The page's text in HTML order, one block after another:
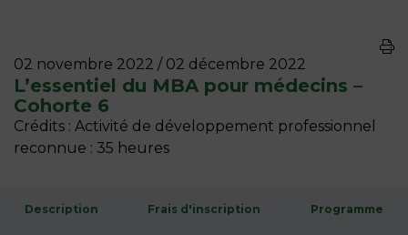
02 novembre 2022 / 02 décembre 2022
L’essentiel du MBA pour médecins –
Cohorte 6
Crédits : Activité de développement professionnel
reconnue : 35 heures
Description Frais d'inscription Programme